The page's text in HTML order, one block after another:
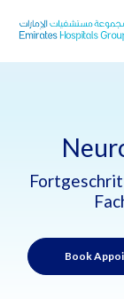
Skip
Book